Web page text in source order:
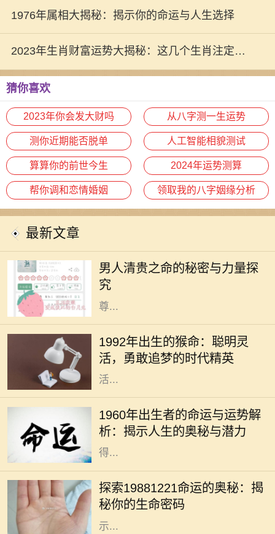
秘！
1976年属相大揭秘：揭示你的命运与人生选择
2023年生肖财富运势大揭秘：这几个生肖注定富
贵非凡！
猜你喜欢
2023年你会发大财吗 从八字测一生运势
测你近期能否脱单 人工智能相貌测试
算算你的前世今生 2024年运势测算
帮你调和恋情婚姻 领取我的八字姻缘分析
最新文章
男人清贵之命的秘密与力量探
究
个独特而深含哲理的概念，通常被用
来形容那些人生道路顺畅、福德深厚
的男性。这一命理象征着人生中的
尊...
1992年出生的猴命：聪明灵
活，勇敢追梦的时代精英
1992年，对于许多人来说，它不仅仅
是一个年份，它象征着一代新人的诞
生。在中国传统文化中，1992年是猴
年，属猴的人被认为聪明、机智、灵
活...
1960年出生者的命运与运势解
析：揭示人生的奥秘与潜力
1960年，属于农历的庚子年，鼠年。
在中国传统文化中，出生年份与命运
有着密切的关系。对于1960年出生的
人来说，他们的命运和运势是一个值
得...
探索19881221命运的奥秘：揭
秘你的生命密码
每个人的出生日期都蕴藏着独特的命
运密码。今天，我们将深入研究1988
年12月21日出生的朋友，解析他们的
个性、命理以及未来的运势，力求揭
示...
在快节奏的现代生活中，人们常常被